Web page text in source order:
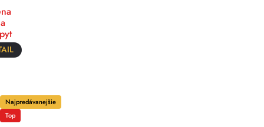
Najpredávanejšie
Top